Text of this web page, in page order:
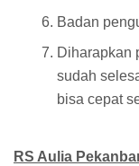
Badan
Diharapkan
sudah
bisa cepat
RS Aulia